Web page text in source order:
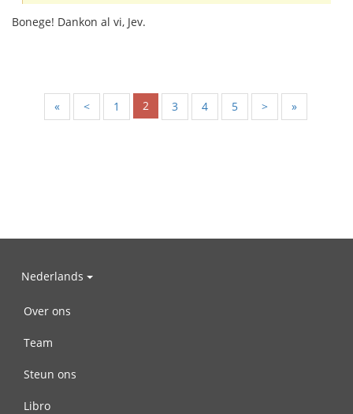
Bonege! Dankon al vi, Jev.
« < 1 2 3 4 5 > »
Nederlands
Over ons
Team
Steun ons
Libro